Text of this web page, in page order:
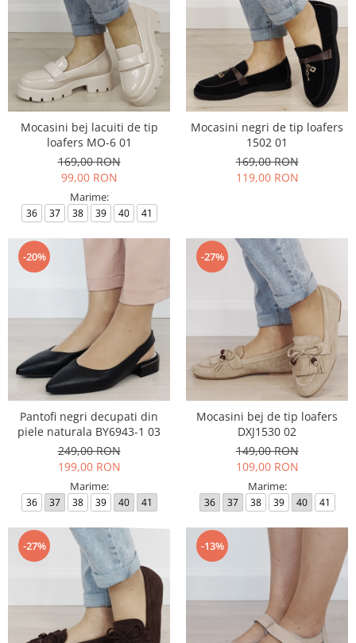
Mocasini bej lacuiti de tip
loafers MO-6 01
169,00 RON
99,00 RON
Marime:
36 37 38 39 40 41
Mocasini negri de tip loafers
1502 01
169,00 RON
119,00 RON
-20%
Pantofi negri decupati din
piele naturala BY6943-1 03
249,00 RON
199,00 RON
Marime:
36 37 38 39 40 41
-27%
Mocasini bej de tip loafers
DXJ1530 02
149,00 RON
109,00 RON
Marime:
36 37 38 39 40 41
-27% -13%